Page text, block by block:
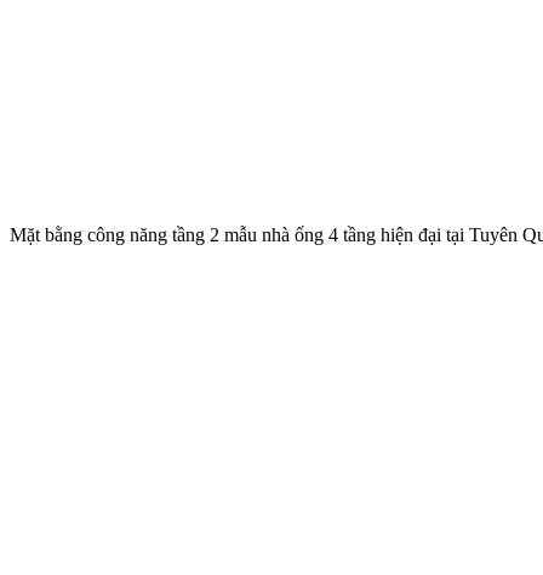
Mặt bằng công năng tầng 2 mẫu nhà ống 4 tầng hiện đại tại Tuyên